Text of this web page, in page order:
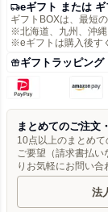
eギフト または
ギフトBOXは、最短
※北海道、九州、沖縄
※eギフトは購入後す
ギフトラッピン
まとめてのご注文
10点以上のまとめ
ご要望（請求書払い
りお気軽にお問い合
法